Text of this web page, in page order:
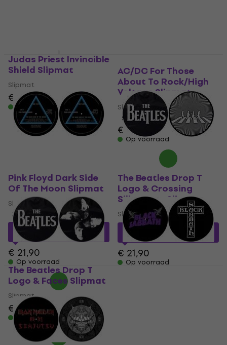
Judas Priest Invincible
Shield Slipmat
Slipmat
€ 20,80
Op voorraad
AC/DC For Those
About To Rock/High
Voltage Slipmat
Slipmat
5 /5
€ 16,70
Op voorraad
Pink Floyd Dark Side
Of The Moon Slipmat
Slipmat
3 /5
€ 18,90met code
MUZMUZ-10
€ 21,90
Op voorraad
The Beatles Drop T
Logo & Crossing
Silhouette Slipmat
Slipmat
€ 17,27met code
MUZMUZ-20
€ 21,90
Op voorraad
The Beatles Drop T
Logo & Faces Slipmat
Slipmat
€ 26,20
Op voorraad
Black Sabbath Purple